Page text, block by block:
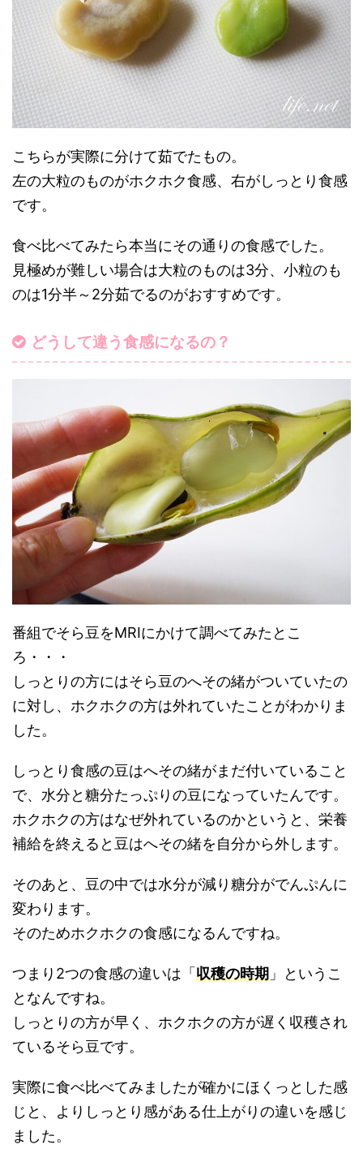
こちらが実際に分けて茹でたもの。
左の大粒のものがホクホク食感、右がしっとり食感
です。
食べ比べてみたら本当にその通りの食感でした。
見極めが難しい場合は大粒のものは3分、小粒のも
のは1分半～2分茹でるのがおすすめです。
どうして違う食感になるの？
番組でそら豆をMRIにかけて調べてみたとこ
ろ・・・
しっとりの方にはそら豆のへその緒がついていたの
に対し、ホクホクの方は外れていたことがわかりま
した。
しっとり食感の豆はへその緒がまだ付いていること
で、水分と糖分たっぷりの豆になっていたんです。
ホクホクの方はなぜ外れているのかというと、栄養
補給を終えると豆はへその緒を自分から外します。
そのあと、豆の中では水分が減り糖分がでんぷんに
変わります。
そのためホクホクの食感になるんですね。
つまり2つの食感の違いは「収穫の時期 」というこ
となんですね。
しっとりの方が早く、ホクホクの方が遅く収穫され
ているそら豆です。
実際に食べ比べてみましたが確かにほくっとした感
じと、よりしっとり感がある仕上がりの違いを感じ
ました。